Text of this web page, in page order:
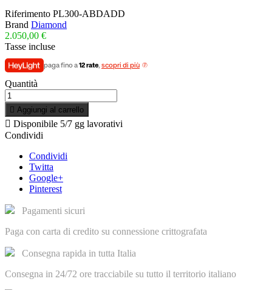
Riferimento PL300-ABDADD
Brand Diamond
2.050,00 €
Tasse incluse
paga fino a12 rate, scopri di più
Quantità
 Aggiungi al carrello
 Disponibile 5/7 gg lavorativi
Condividi
Condividi
Twitta
Google+
Pinterest
Pagamenti sicuri
Paga con carta di credito su connessione crittografata
Consegna rapida in tutta Italia
Consegna in 24/72 ore tracciabile su tutto il territorio italiano